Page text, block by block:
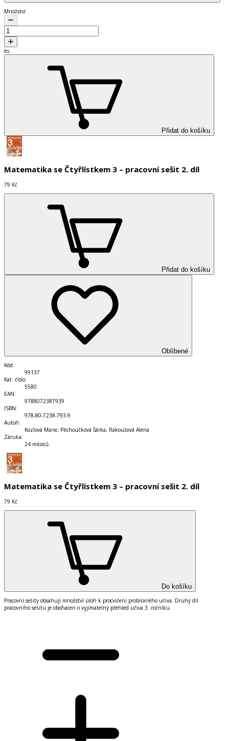
Množství
ks
Přidat do košíku
Matematika se Čtyřlístkem 3 – pracovní sešit 2. díl
79 Kč
Přidat do košíku
Oblíbené
Kód:
99137
Kat. číslo:
5580
EAN:
9788072387939
ISBN:
978-80-7238-793-9
Autoři:
Kozlová Marie, Pěchoučková Šárka, Rakoušová Alena
Záruka:
24 měsíců
Matematika se Čtyřlístkem 3 – pracovní sešit 2. díl
79 Kč
Do košíku
Pracovní sešity obsahují množství úloh k procvičení probíraného učiva. Druhý díl
pracovního sešitu je obohacen o vyjímatelný přehled učiva 3. ročníku.